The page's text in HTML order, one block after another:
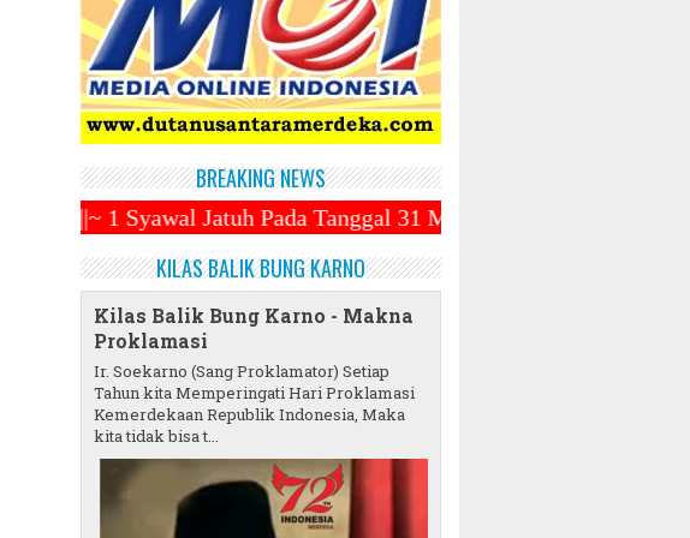
BREAKING NEWS
Pada Tanggal 31 Maret 2025 ~||~ Muhammadiyah
KILAS BALIK BUNG KARNO
Kilas Balik Bung Karno - Makna
Proklamasi
Ir. Soekarno (Sang Proklamator) Setiap
Tahun kita Memperingati Hari Proklamasi
Kemerdekaan Republik Indonesia, Maka
kita tidak bisa t...